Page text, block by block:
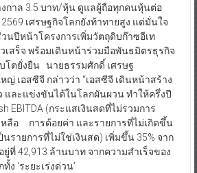
งกาล 3.5 บาท/หุ้น ดูแลผู้ถือทุกคนหุ้นต่อ
เศรษฐกิจโลกยังท้าทายสูง แต่มั่นใจ
นปีหน้าโครงการเพิ่มวัตถุดิบก๊าซอีเท
เสร็จ พร้อมเดินหน้าร่วมมือพันธมิตรธุรกิจ
โตยั่งยืน นายธรรมศักดิ์ เศรษฐ
ญ่ เอสซีจี กล่าวว่า “เอสซีจี เดินหน้าสร้าง
และแข่งขันได้ในโลกผันผวน ทำให้ครึ่งปี
EBITDA (กระแสเงินสดที่ไม่รวมการ
ลือ การด้อยค่า และรายการที่ไม่เกิดขึ้น
รายการที่ไม่ใช่เงินสด) เพิ่มขึ้น 35% จาก
ที่ 42,913 ล้านบาท จากความสำเร็จของ
ง ‘ระยะเร่งด่วน’